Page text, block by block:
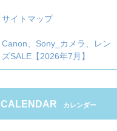
サイトマップ
Canon、Sony_カメラ、レン
ズSALE【2026年7月】
CALENDAR カレンダー